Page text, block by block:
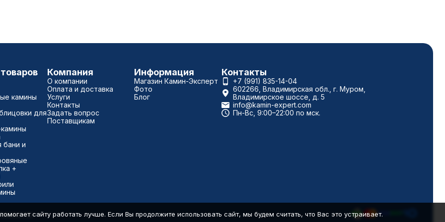
камины
для
бани и
+
Компания
О компании
Оплата и доставка
Услуги
Контакты
Задать вопрос
Поставщикам
Информация
Магазин Камин-Эксперт
Фото
Блог
Контакты
+7 (991) 835-14-04
602266, Владимирская обл., г. Муром,
Владимирское шоссе, д. 5
info@kamin-expert.com
Пн-Вс, 9:00–22:00 по мск.
сайту работать лучше. Если Вы продолжите использовать сайт, мы будем считать, что Вас это устраивает.